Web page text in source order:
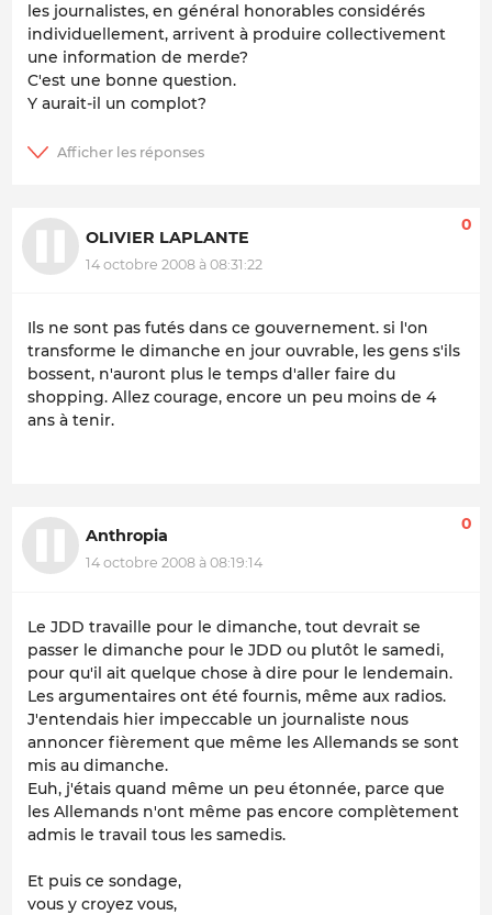
les journalistes, en général honorables considérés
individuellement, arrivent à produire collectivement
une information de merde?
C'est une bonne question.
Y aurait-il un complot?
OLIVIER LAPLANTE
14 octobre 2008 à 08:31:22
0
Ils ne sont pas futés dans ce gouvernement. si l'on
transforme le dimanche en jour ouvrable, les gens s'ils
bossent, n'auront plus le temps d'aller faire du
shopping. Allez courage, encore un peu moins de 4
ans à tenir.
Anthropia
14 octobre 2008 à 08:19:14
0
Le JDD travaille pour le dimanche, tout devrait se
passer le dimanche pour le JDD ou plutôt le samedi,
pour qu'il ait quelque chose à dire pour le lendemain.
Les argumentaires ont été fournis, même aux radios.
J'entendais hier impeccable un journaliste nous
annoncer fièrement que même les Allemands se sont
mis au dimanche.
Euh, j'étais quand même un peu étonnée, parce que
les Allemands n'ont même pas encore complètement
admis le travail tous les samedis.
Et puis ce sondage,
vous y croyez vous,